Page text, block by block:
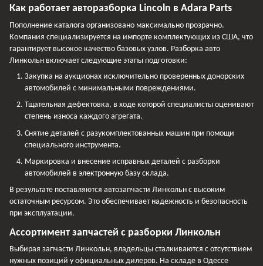
Как работает авторазборка Lincoln в Adara Parts
Пополнение каталога организовано максимально прозрачно.
Компания специализируется на импорте комплектующих из США, что
гарантирует высокое качество базовых узлов. Разборка авто
Линкольн включает следующие этапы подготовки:
Закупка на аукционах исключительно проверенных донорских
автомобилей с минимальными повреждениями.
Тщательная дефектовка, в ходе которой специалисты оценивают
степень износа каждого агрегата.
Снятие деталей с разукомплектованных машин при помощи
специального инструмента.
Маркировка и внесение исправных деталей с разборки
автомобилей в электронную базу склада.
В результате поставляются автозапчасти Линкольн с высоким
остаточным ресурсом. Это обеспечивает надежность и безопасность
при эксплуатации.
Ассортимент запчастей с разборки Линкольн
Выбирая запчасти Линкольн, владельцы сталкиваются с отсутствием
нужных позиций у официальных дилеров. На складе в Одессе